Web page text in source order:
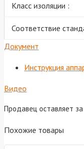
Класс изоляции :
Соответствие
Документ
Инструкция
Видео
Продавец оставляет
Похожие товары